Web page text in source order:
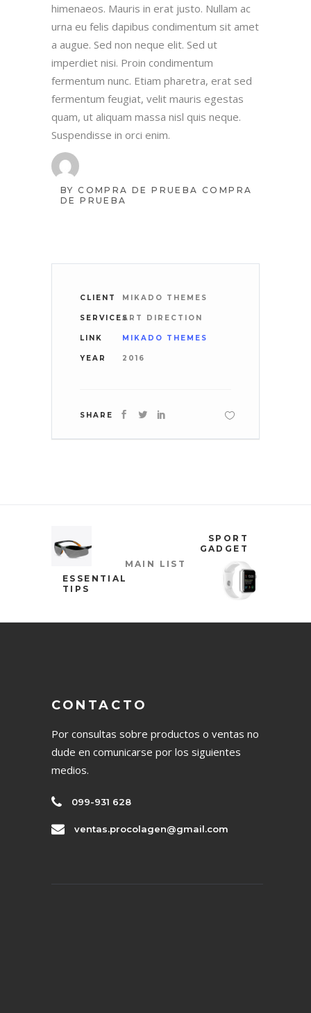
himenaeos. Mauris in erat justo. Nullam ac
urna eu felis dapibus condimentum sit amet
a augue. Sed non neque elit. Sed ut
imperdiet nisi. Proin condimentum
fermentum nunc. Etiam pharetra, erat sed
fermentum feugiat, velit mauris egestas
quam, ut aliquam massa nisl quis neque.
Suspendisse in orci enim.
BY COMPRA DE PRUEBA COMPRA
DE PRUEBA
CLIENT MIKADO THEMES
SERVICESART DIRECTION
LINK MIKADO THEMES
YEAR 2016
SHARE
ESSENTIAL
TIPS
MAIN LIST
SPORT
GADGET
CONTACTO
Por consultas sobre productos o ventas no
dude en comunicarse por los siguientes
medios.
099-931 628
ventas.procolagen@gmail.com